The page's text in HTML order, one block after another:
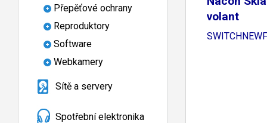
Přepěťové ochrany
Reproduktory
Software
Webkamery
Sítě a servery
Spotřební elektronika
volant